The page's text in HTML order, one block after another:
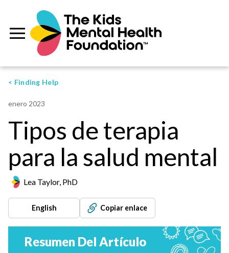
< Finding Help
enero 2023
Tipos de terapia
para la salud mental
Lea Taylor, PhD
English Copiar enlace
Resumen Del Artículo